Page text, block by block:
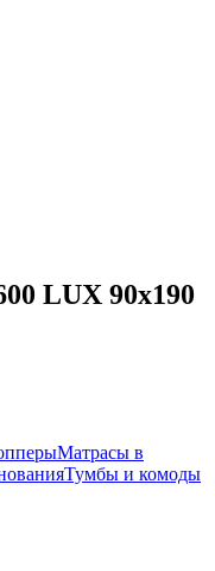
LUX 90x190
Матрасы в
Тумбы и комоды